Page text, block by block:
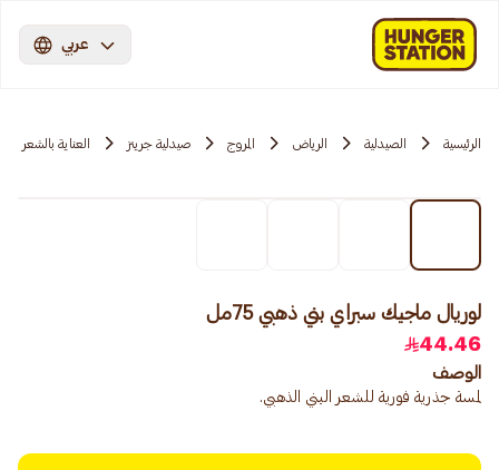
عربي
الرئيسية الصيدلية الرياض المروج صيدلية جرينز العناية بالشعر
لوريال ماجيك سبراي بني ذهبي 75مل
44.46
الوصف
لمسة جذرية فورية للشعر البني الذهبي.